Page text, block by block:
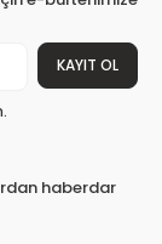
KAYIT OL
haberdar